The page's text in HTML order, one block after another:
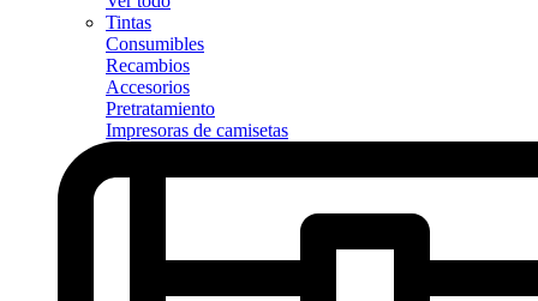
Tintas
Consumibles
Recambios
Accesorios
Pretratamiento
Impresoras de camisetas